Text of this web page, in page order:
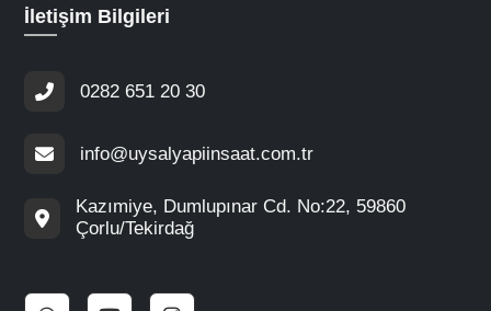
İletişim Bilgileri
0282 651 20 30
info@uysalyapiinsaat.com.tr
Kazımiye, Dumlupınar Cd. No:22, 59860
Çorlu/Tekirdağ